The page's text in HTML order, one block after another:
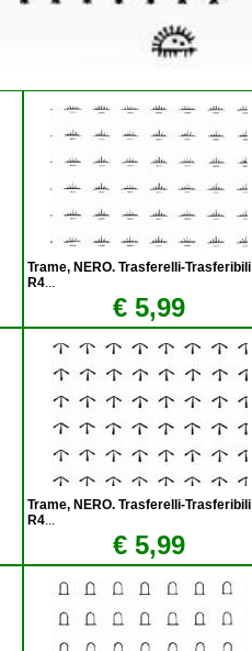
Trame, NERO. Trasferelli-Trasferibili
R4...
€ 5,99
Trame, NERO. Trasferelli-Trasferibili
R4...
€ 5,99